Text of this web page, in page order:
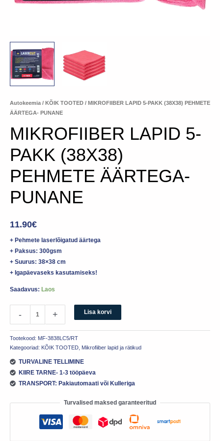
Autokeemia / KÕIK TOOTED / MIKROFIIBER LAPID 5-PAKK (38X38) PEHMETE
ÄÄRTEGA- PUNANE
MIKROFIIBER LAPID 5-
PAKK (38X38)
PEHMETE ÄÄRTEGA-
PUNANE
11.90€
+ Pehmete laserlõigatud äärtega
+ Paksus: 300gsm
+ Suurus: 38×38 cm
+ Igapäevaseks kasutamiseks!
Saadavus: Laos
- + Lisa korvi
Tootekood: MF-3838LC5/RT
Kategooriad: KÕIK TOOTED Mikrofiiber lapid ja rätikud
TURVALINE TELLIMINE
KIIRE TARNE- 1-3 tööpäeva
TRANSPORT: Pakiautomaati või Kulleriga
Turvalised maksed garanteeritud